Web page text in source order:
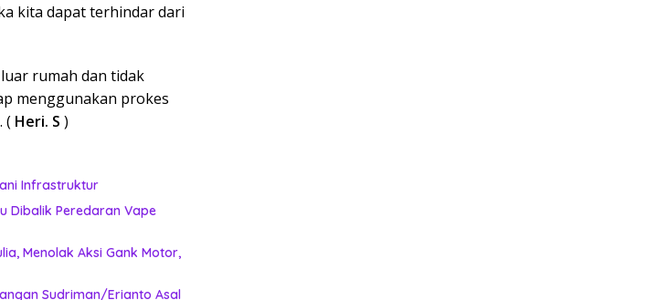
kita dapat terhindar dari
rumah dan tidak
menggunakan prokes
( Heri. S )
Bola Tangani Infrastruktur
Dibalik Peredaran Vape
Menolak Aksi Gank Motor,
Sudriman/Erianto Asal